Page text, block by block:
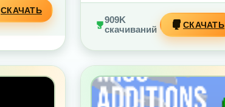
СКАЧАТЬ
909K
скачиваний
СКАЧАТЬ
БЕЗ РЕКЛАМЫ